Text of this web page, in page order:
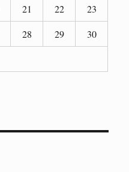
21 22
23
28 29
30